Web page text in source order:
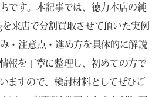
です。本記事では、徳力本店の純
来店で分割買取させて頂いた実例
・注意点・進め方を具体的に解説
報を丁寧に整理し、初めての方で
ますので、検討材料としてぜひご